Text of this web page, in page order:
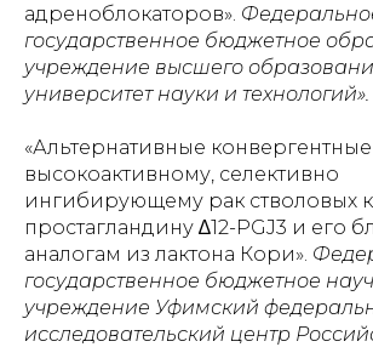
адреноблокаторов».
государственное бюджетное
учреждение высшего
университет науки и технологий».
«Альтернативные
высокоактивному, селективно
ингибирующему рак стволовых
простагландину ∆12-PGJ3 и его
аналогам из лактона Кори».
государственное бюджетное
учреждение Уфимский
исследовательский центр